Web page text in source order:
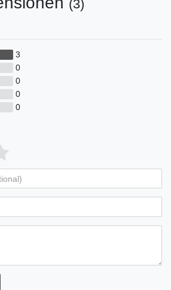
(3)
3
0
0
0
0